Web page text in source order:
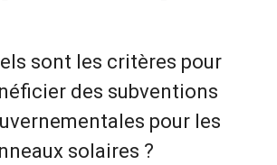
sont les critères pour
des subventions
pour les
solaires ?